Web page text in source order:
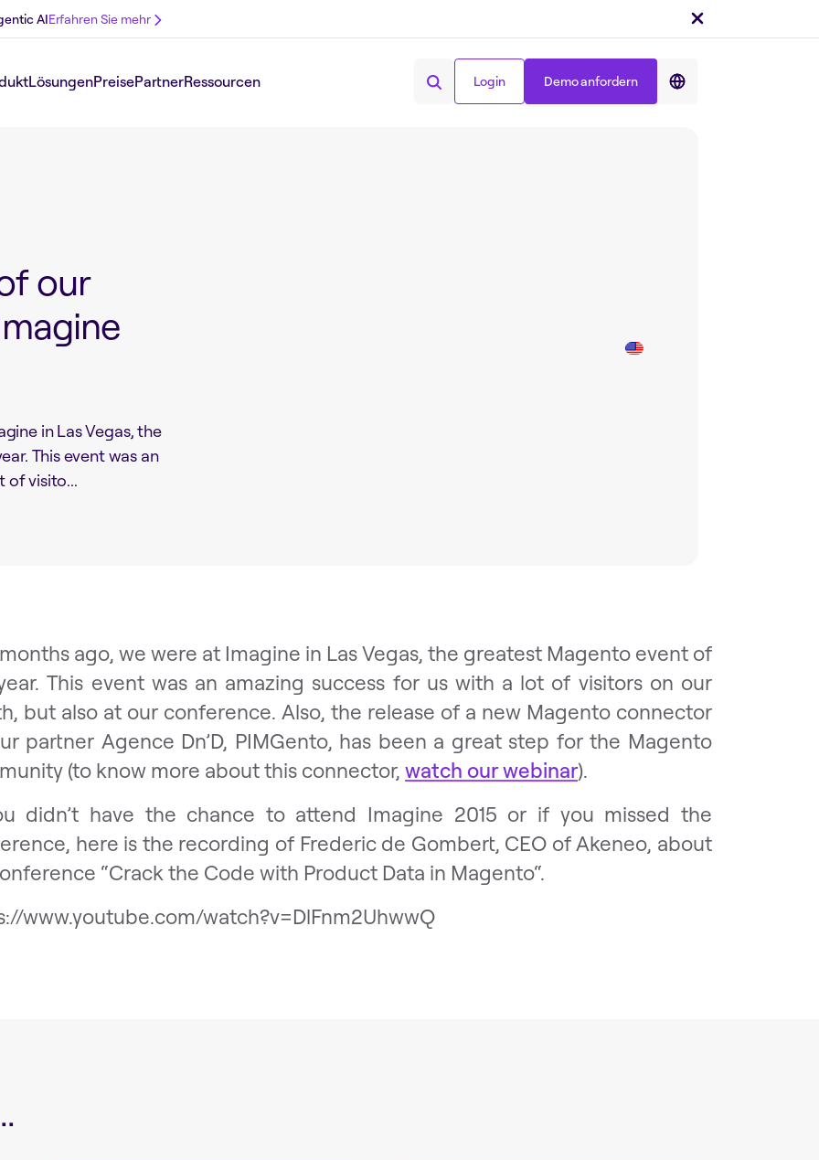
AIErfahren Sie mehr
LösungenPreisePartnerRessourcen Login Demo anfordern
Teilen auf :
our
in Las Vegas, the
This event was an
of visito...
ago, we were at Imagine in Las Vegas, the greatest Magento event of
This event was an amazing success for us with a lot of visitors on our
but also at our conference. Also, the release of a new Magento connector
partner Agence Dn’D, PIMGento, has been a great step for the Magento
(to know more about this connector, watch our webinar).
didn’t have the chance to attend Imagine 2015 or if you missed the
here is the recording of Frederic de Gombert, CEO of Akeneo, about
“Crack the Code with Product Data in Magento“.
www.youtube.com/watch?v=DlFnm2UhwwQ